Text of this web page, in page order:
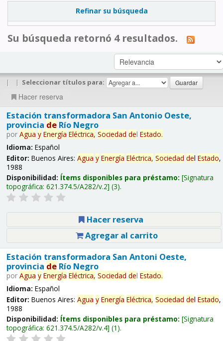
Refinar su búsqueda
Su búsqueda retornó 4 resultados.
| | Seleccionar títulos para:
Hacer reserva
Estación transformadora San Antonio Oeste,
provincia deRío Negro
por Agua y Energía Eléctrica, Sociedad del Estado.
Idioma: Español
Editor: Buenos Aires: Agua y Energía Eléctrica, Sociedad del Estado,
1988
Disponibilidad: Ítems disponibles para préstamo: Signatura
topográfica: 621.374.5/A282/v.2 (3).
Hacer reserva
Agregar al carrito
Estación transformadora San Antoni Oeste,
provincia deRío Negro
por Agua y Energía Eléctrica, Sociedad del Estado.
Idioma: Español
Editor: Buenos Aires: Agua y Energía Eléctrica, Sociedad del Estado,
1988
Disponibilidad: Ítems disponibles para préstamo: Signatura
topográfica: 621.374.5/A282/v.4 (1).